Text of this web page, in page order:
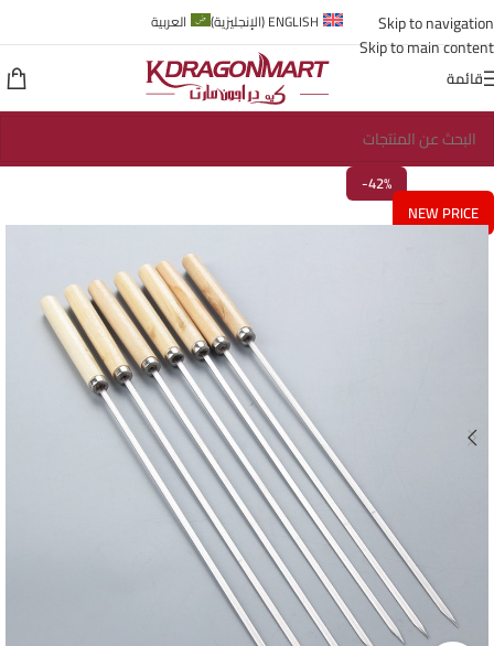
Skip to navigation
Skip to main content
ENGLISH
(الإنجليزية) العربية
قائمة
-42%
NEW PRICE